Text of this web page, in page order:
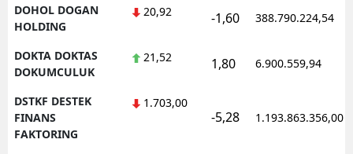
DOHOL DOGAN
HOLDING
20,92 -1,60 388.790.224,54
DOKTA DOKTAS
DOKUMCULUK
21,52 1,80 6.900.559,94
DSTKF DESTEK
FINANS
FAKTORING
1.703,00
-5,28 1.193.863.356,00